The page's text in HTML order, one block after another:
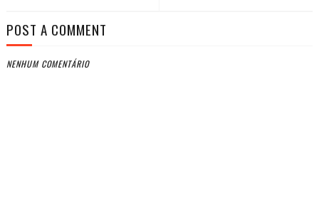
POST A COMMENT
NENHUM COMENTÁRIO